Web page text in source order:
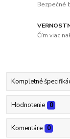
Bezpečné
Čím viac
Kompletné
Hodnotenie 0
Komentáre 0